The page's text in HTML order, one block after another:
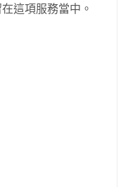
這項服務當中。